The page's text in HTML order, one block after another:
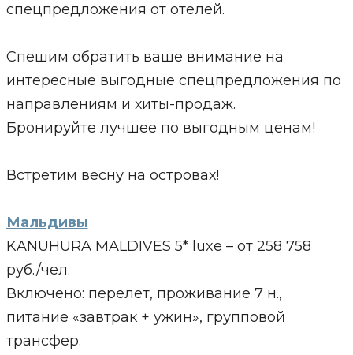
спецпредложения от отелей.
Спешим обратить ваше внимание на
интересные выгодные спецпредложения по
направлениям и хиты-продаж.
Бронируйте лучшее по выгодным ценам!
Встретим весну на островах!
Мальдивы
KANUHURA MALDIVES 5* luxe – от 258 758
руб./чел.
Включено: перелет, проживание 7 н.,
питание «завтрак + ужин», групповой
трансфер.